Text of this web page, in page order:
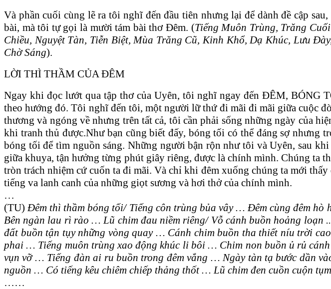
Và phần cuối cùng lẽ ra tôi nghĩ đến đầu tiên nhưng lại để dành đề cập
bài, mà tôi tự gọi là mười tám bài thơ Đêm. (Tiếng Muôn Trùng, Trăng
Chiều, Nguyệt Tàn, Tiễn Biệt, Mùa Trăng Cũ, Kinh Khổ, Dạ Khúc, Lưu
Chờ Sáng).
LỜI THÌ THẦM CỦA ĐÊM
Ngay khi đọc lướt qua tập thơ của Uyên, tôi nghĩ ngay đến ĐÊM, BÓNG
theo hướng đó. Tôi nghĩ đến tôi, một người lữ thứ đi mãi đi mãi giữa cuộc
thương và ngóng về nhưng trên tất cả, tôi cần phải sống những ngày của
khi tranh thủ được.Như bạn cũng biết đấy, bóng tối có thể đáng sợ nhưng
bóng tối để tìm nguồn sáng. Những người bận rộn như tôi và Uyên, sau
giữa khuya, tận hưởng từng phút giây riêng, được là chính mình. Chúng ta
tròn trách nhiệm cứ cuốn ta đi mãi. Và chỉ khi đêm xuống chúng ta mới
tiếng va lanh canh của những giọt sương và hơi thở của chính mình.
…
(TU)Đêm thì thầm bóng tối/ Tiếng côn trùng bủa vây … Đêm cùng đêm
Bên ngàn lau rì rào … Lũ chim đau niềm riêng/ Vỗ cánh buồn hoảng
đất buồn tận tụy những vòng quay … Cánh chim buồn tha thiết níu trời
phai … Tiếng muôn trùng xao động khúc li bôi … Chim non buồn ủ rủ
vụn vỡ … Tiếng đàn ai ru buồn trong đêm vắng … Ngày tàn tạ bước dần
nguồn … Có tiếng kêu chiêm chiếp thảng thốt … Lũ chim đen cuồn cuộn
……